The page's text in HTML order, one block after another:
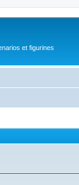
et figurines